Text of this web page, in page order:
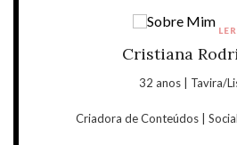
Cristiana
32 anos | Tavira/
Criadora de Conteúdos |